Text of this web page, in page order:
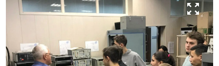
zoom_out_map